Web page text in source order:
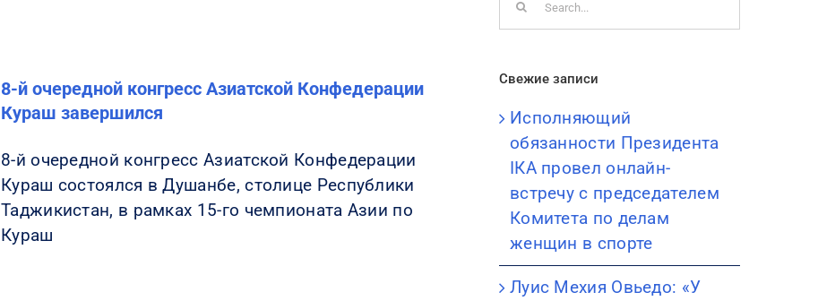
8-й очередной конгресс Азиатской Конфедерации
Кураш завершился
8-й очередной конгресс Азиатской Конфедерации
Кураш состоялся в Душанбе, столице Республики
Таджикистан, в рамках 15-го чемпионата Азии по
Кураш
Свежие записи
Исполняющий
обязанности Президента
IКА провел онлайн-
встречу с председателем
Комитета по делам
женщин в спорте
Луис Мехия Овьедо: «У